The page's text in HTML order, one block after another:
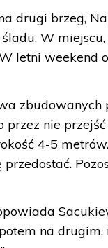
drugi brzeg,
W
letni weekend
zbudowanych
przez nie
4-5
przedostać.
na